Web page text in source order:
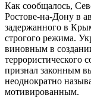
Как сообщалось,
Ростове-на-Дону в
задержанного в
строгого режима.
виновным в
террористического
признал законным
неоднократно
мотивированным.